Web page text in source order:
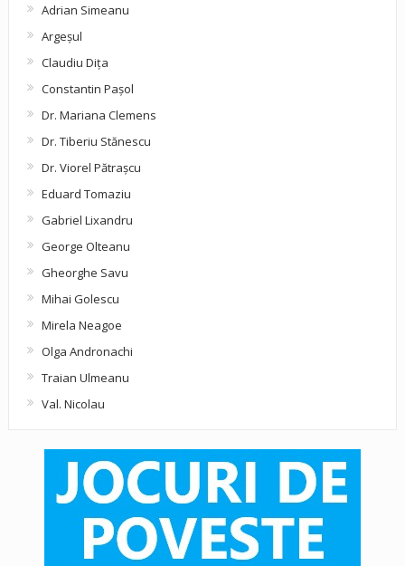
Adrian Simeanu
Argeşul
Claudiu Diţa
Constantin Pașol
Dr. Mariana Clemens
Dr. Tiberiu Stănescu
Dr. Viorel Pătraşcu
Eduard Tomaziu
Gabriel Lixandru
George Olteanu
Gheorghe Savu
Mihai Golescu
Mirela Neagoe
Olga Andronachi
Traian Ulmeanu
Val. Nicolau